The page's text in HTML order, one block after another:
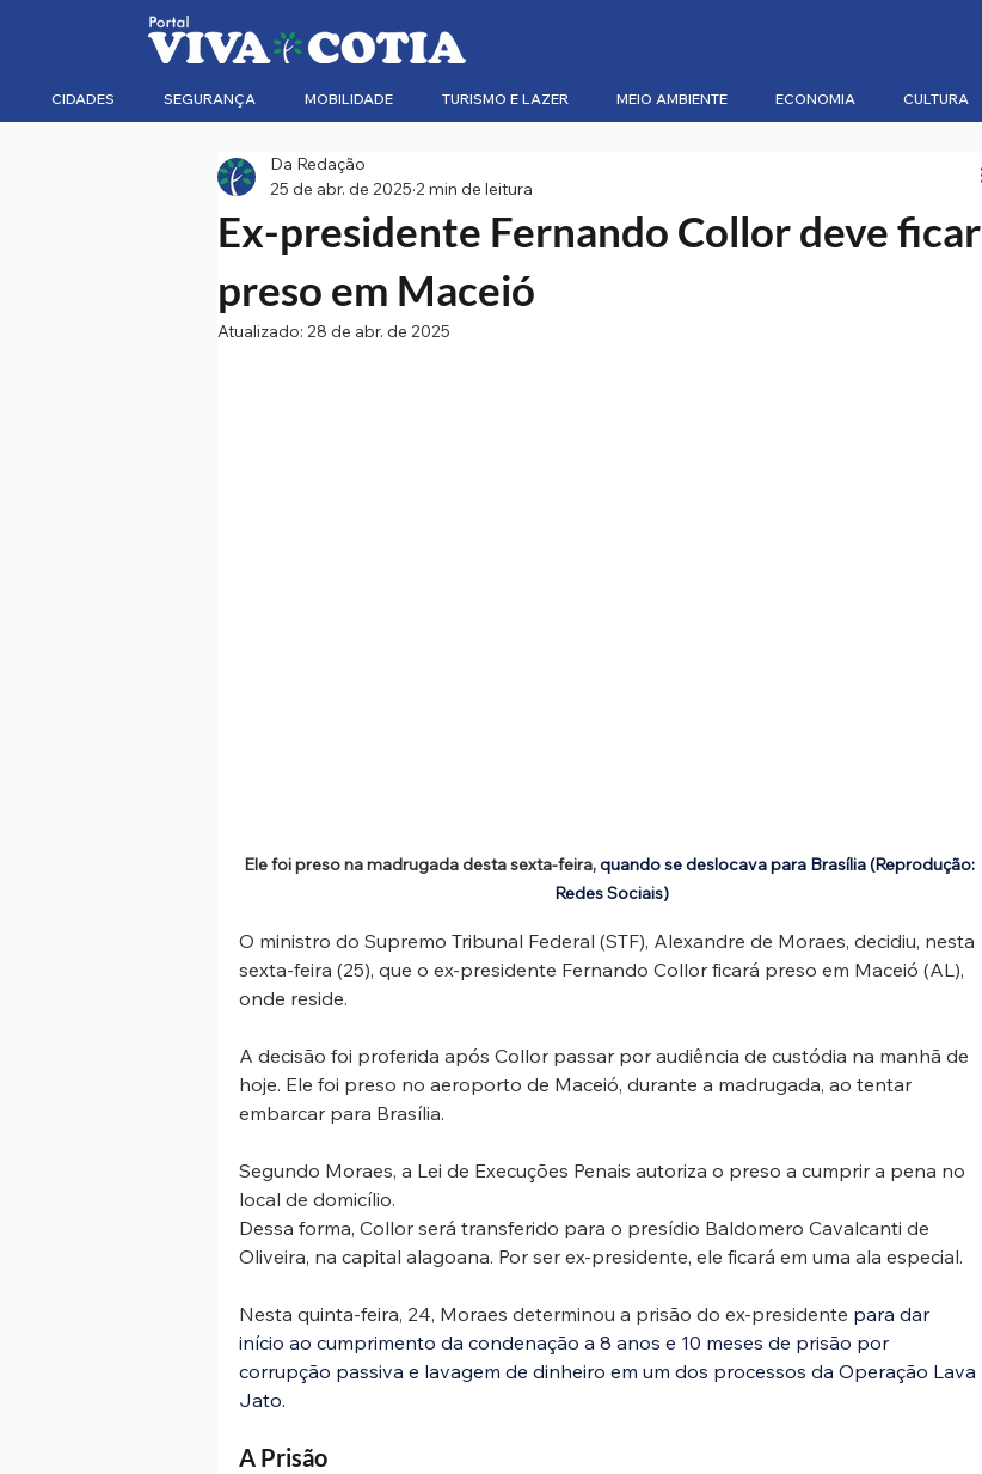
CIDADES SEGURANÇA MOBILIDADE TURISMO E LAZER MEIO AMBIENTE ECONOMIA CULTURA
Ex-presidente Fernando Collor deve ficar
preso em Maceió
Da Redação
25 de abr. de 2025 2 min de leitura
Atualizado: 28 de abr. de 2025
Ele foi preso na madrugada desta sexta-feira, quando se deslocava para Brasília (Reprodução:
Redes Sociais)
O ministro do Supremo Tribunal Federal (STF), Alexandre de Moraes, decidiu, nesta
sexta-feira (25), que o ex-presidente Fernando Collor ficará preso em Maceió (AL),
onde reside.
A decisão foi proferida após Collor passar por audiência de custódia na manhã de
hoje. Ele foi preso no aeroporto de Maceió, durante a madrugada, ao tentar
embarcar para Brasília.
Segundo Moraes, a Lei de Execuções Penais autoriza o preso a cumprir a pena no
local de domicílio.
Dessa forma, Collor será transferido para o presídio Baldomero Cavalcanti de
Oliveira, na capital alagoana. Por ser ex-presidente, ele ficará em uma ala especial.
Nesta quinta-feira, 24, Moraes determinou a prisão do ex-presidente para dar
início ao cumprimento da condenação a 8 anos e 10 meses de prisão por
corrupção passiva e lavagem de dinheiro em um dos processos da Operação Lava
Jato.
A Prisão